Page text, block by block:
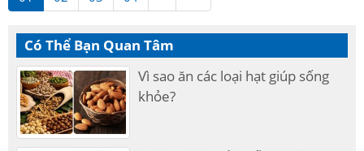
Có Thể Bạn Quan Tâm
Vì sao ăn các loại hạt giúp sống
khỏe?